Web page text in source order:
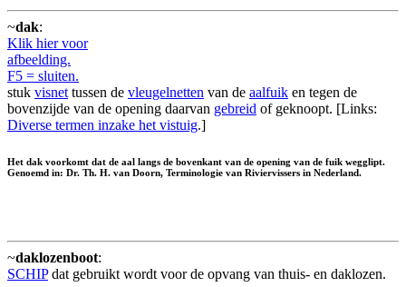
~dak:
Klik hier voor
afbeelding.
F5 = sluiten.
stuk visnet tussen de vleugelnetten van de aalfuik en tegen de
bovenzijde van de opening daarvan gebreid of geknoopt. [Links:
Diverse termen inzake het vistuig.]
Het dak voorkomt dat de aal langs de bovenkant van de opening van de fuik wegglipt.
Genoemd in: Dr. Th. H. van Doorn, Terminologie van Riviervissers in Nederland.
~daklozenboot:
SCHIPdat gebruikt wordt voor de opvang van thuis- en daklozen.